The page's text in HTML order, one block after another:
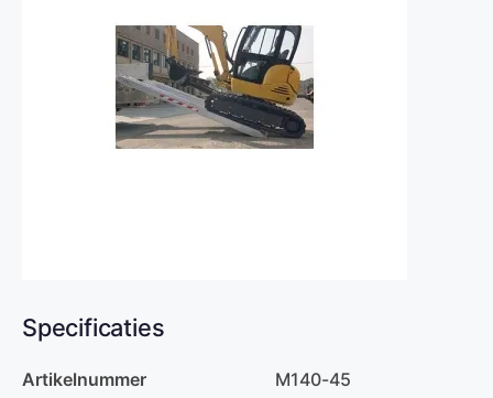
Specificaties
Artikelnummer
M140-45